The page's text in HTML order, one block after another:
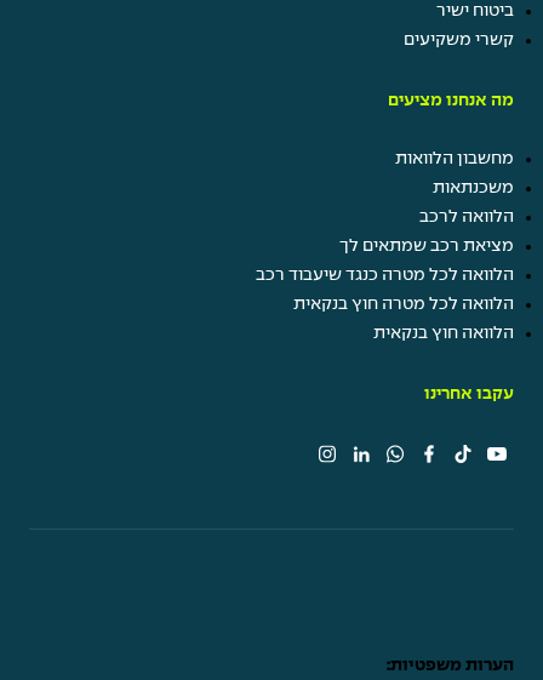
ביטוח ישיר
קשרי משקיעים
מה אנחנו מציעים
מחשבון הלוואות
משכנתאות
הלוואה לרכב
מציאת רכב שמתאים לך
הלוואה לכל מטרה כנגד שיעבוד רכב
הלוואה לכל מטרה חוץ בנקאית
הלוואה חוץ בנקאית
עקבו אחרינו
הערות משפטיות: